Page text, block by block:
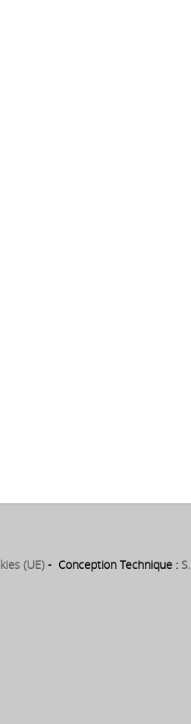
(UE) - Conception Technique :